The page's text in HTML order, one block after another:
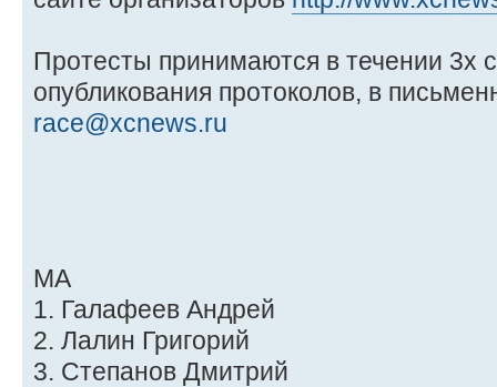
Протесты принимаются в течении 3х
опубликования протоколов, в
race@xcnews.ru
МА
1. Галафеев Андрей
2. Лалин Григорий
3. Степанов Дмитрий